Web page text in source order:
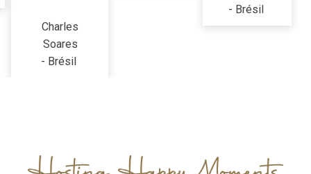
Charles
Soares
- Brésil
- Brésil